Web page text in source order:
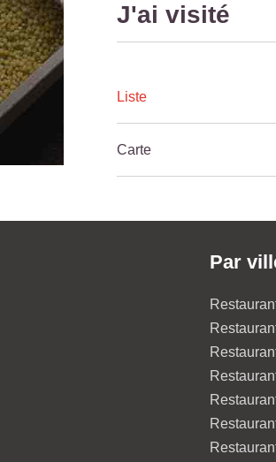
J'ai visité
Liste
Carte
Par